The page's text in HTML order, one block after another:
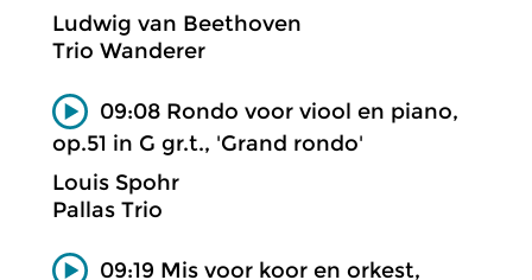
Ludwig van Beethoven
Trio Wanderer
09:08 Rondo voor viool en piano,
op.51 in G gr.t., 'Grand rondo'
Louis Spohr
Pallas Trio
09:19 Mis voor koor en orkest,